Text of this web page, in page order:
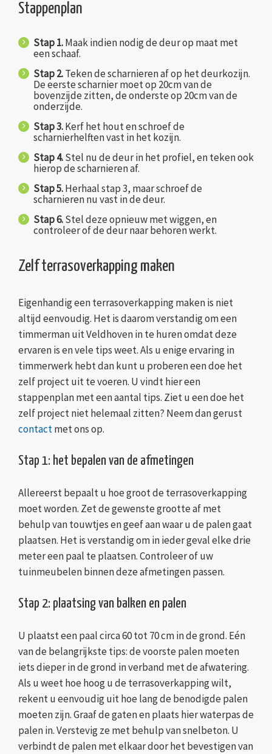
Stappenplan
Stap 1.Maak indien nodig de deur op maat met
een schaaf.
Stap 2.Teken de scharnieren af op het deurkozijn.
De eerste scharnier moet op 20cm van de
bovenzijde zitten, de onderste op 20cm van de
onderzijde.
Stap 3.Kerf het hout en schroef de
scharnierhelften vast in het kozijn.
Stap 4.Stel nu de deur in het profiel, en teken ook
hierop de scharnieren af.
Stap 5.Herhaal stap 3, maar schroef de
scharnieren nu vast in de deur.
Stap 6.Stel deze opnieuw met wiggen, en
controleer of de deur naar behoren werkt.
Zelf terrasoverkapping maken
Eigenhandig een terrasoverkapping maken is niet
altijd eenvoudig. Het is daarom verstandig om een
timmerman uit Veldhoven in te huren omdat deze
ervaren is en vele tips weet. Als u enige ervaring in
timmerwerk hebt dan kunt u proberen een doe het
zelf project uit te voeren. U vindt hier een
stappenplan met een aantal tips. Ziet u een doe het
zelf project niet helemaal zitten? Neem dan gerust
contactmet ons op.
Stap 1: het bepalen van de afmetingen
Allereerst bepaalt u hoe groot de terrasoverkapping
moet worden. Zet de gewenste grootte af met
behulp van touwtjes en geef aan waar u de palen gaat
plaatsen. Het is verstandig om in ieder geval elke drie
meter een paal te plaatsen. Controleer of uw
tuinmeubelen binnen deze afmetingen passen.
Stap 2: plaatsing van balken en palen
U plaatst een paal circa 60 tot 70 cm in de grond. Eén
van de belangrijkste tips: de voorste palen moeten
iets dieper in de grond in verband met de afwatering.
Als u weet hoe hoog u de terrasoverkapping wilt,
rekent u eenvoudig uit hoe lang de benodigde palen
moeten zijn. Graaf de gaten en plaats hier waterpas de
palen in. Verstevig ze met behulp van snelbeton. U
verbindt de palen met elkaar door het bevestigen van